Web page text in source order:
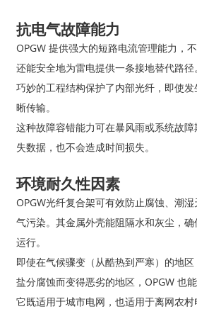
抗电气故障能力
OPGW 提供强大的短路电流管理能力，
还能安全地为雷电提供一条接地替代路
巧妙的工程结构保护了内部光纤，即使
晰传输。
这种故障容错能力可在暴风雨或系统故
失数据，也不会造成时间损失。
环境耐久性因素
OPGW光纤复合架可有效防止腐蚀、潮
气污染。其金属外壳能阻隔水和灰尘，
运行。
即使在气候骤变（从酷热到严寒）的地
盐分腐蚀而变得恶劣的地区，OPGW 也
它既适用于城市电网，也适用于离网农村